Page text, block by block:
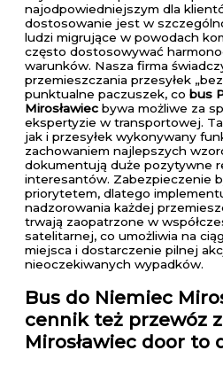
najodpowiedniejszym dla
dostosowanie jest w
ludzi migrujące w powodach
często dostosowywać
warunków. Nasza firma
przemieszczania przesyłek
punktualne paczuszek, co bus
Mirosławiec bywa możliwe za
ekspertyzie w transportowej.
jak i przesyłek wykonywany
zachowaniem najlepszych
dokumentują duże pozytywne
interesantów. Zabezpieczenie
priorytetem, dlatego
nadzorowania każdej
trwają zaopatrzone w
satelitarnej, co umożliwia na
miejsca i dostarczenie pilnej
nieoczekiwanych wypadków.
Bus do Niemiec
cennik też przewóz
Mirosławiec door to